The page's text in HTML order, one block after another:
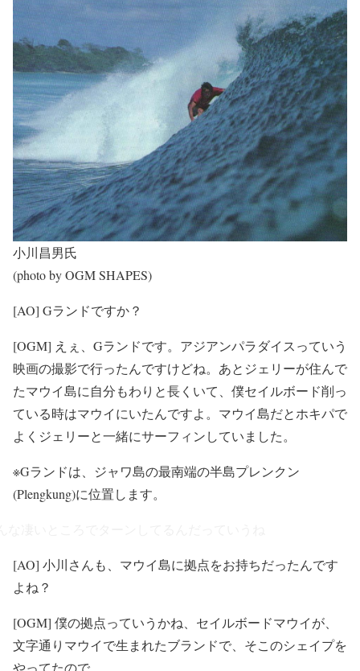
小川昌男氏
(photo by OGM SHAPES)
[AO] Gランドですか？
[OGM] えぇ、Gランドです。アジアンパラダイスっていう
映画の撮影で行ったんですけどね。あとジェリーが住んで
たマウイ島に自分もわりと長くいて、僕セイルボード削っ
ている時はマウイにいたんですよ。マウイ島だとホキパで
よくジェリーと一緒にサーフィンしていました。
※Gランドは、ジャワ島の最南端の半島プレンクン
(Plengkung)に位置します。
[AO] 小川さんも、マウイ島に拠点をお持ちだったんです
よね？
[OGM] 僕の拠点っていうかね、セイルボードマウイが、
文字通りマウイで生まれたブランドで、そこのシェイプを
やってたので。